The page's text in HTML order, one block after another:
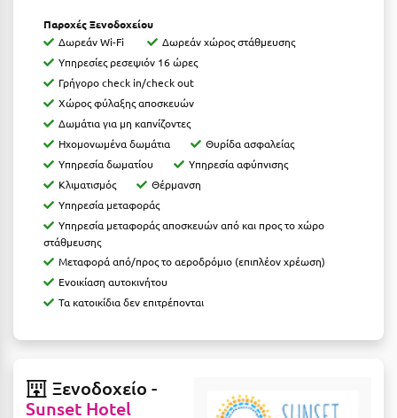
Κάσος
Κασσάνδρα
Καστοριά
Κατερίνη
Κερατέα
Κέρκυρα
Κεφαλονιά
Κοζάνη
Κόνιτσα
Παροχές Ξενοδοχείου
Δωρεάν Wi-Fi
Δωρεάν χώρος στάθμευσης
Υπηρεσίες ρεσεψιόν 16 ώρες
Γρήγορο check in/check out
Χώρος φύλαξης αποσκευών
Δωμάτια για μη καπνίζοντες
Ηχομονωμένα δωμάτια
Θυρίδα ασφαλείας
Υπηρεσία δωματίου
Υπηρεσία αφύπνισης
Κλιματισμός
Θέρμανση
Υπηρεσία μεταφοράς
Υπηρεσία μεταφοράς αποσκευών από και προς το χώρο
στάθμευσης
Μεταφορά από/προς το αεροδρόμιο (επιπλέον χρέωση)
Ενοικίαση αυτοκινήτου
Τα κατοικίδια δεν επιτρέπονται
Ξενοδοχείο -
Sunset Hotel